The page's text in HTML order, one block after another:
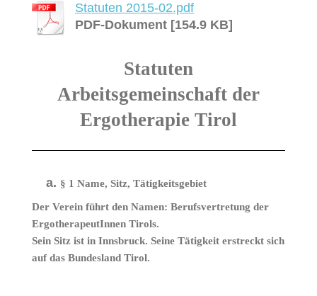
Statuten 2015-02.pdf
PDF-Dokument [154.9 KB]
Statuten
Arbeitsgemeinschaft der
Ergotherapie Tirol
§ 1 Name, Sitz, Tätigkeitsgebiet
Der Verein führt den Namen: Berufsvertretung der
ErgotherapeutInnen Tirols.
Sein Sitz ist in Innsbruck. Seine Tätigkeit erstreckt sich
auf das Bundesland Tirol.